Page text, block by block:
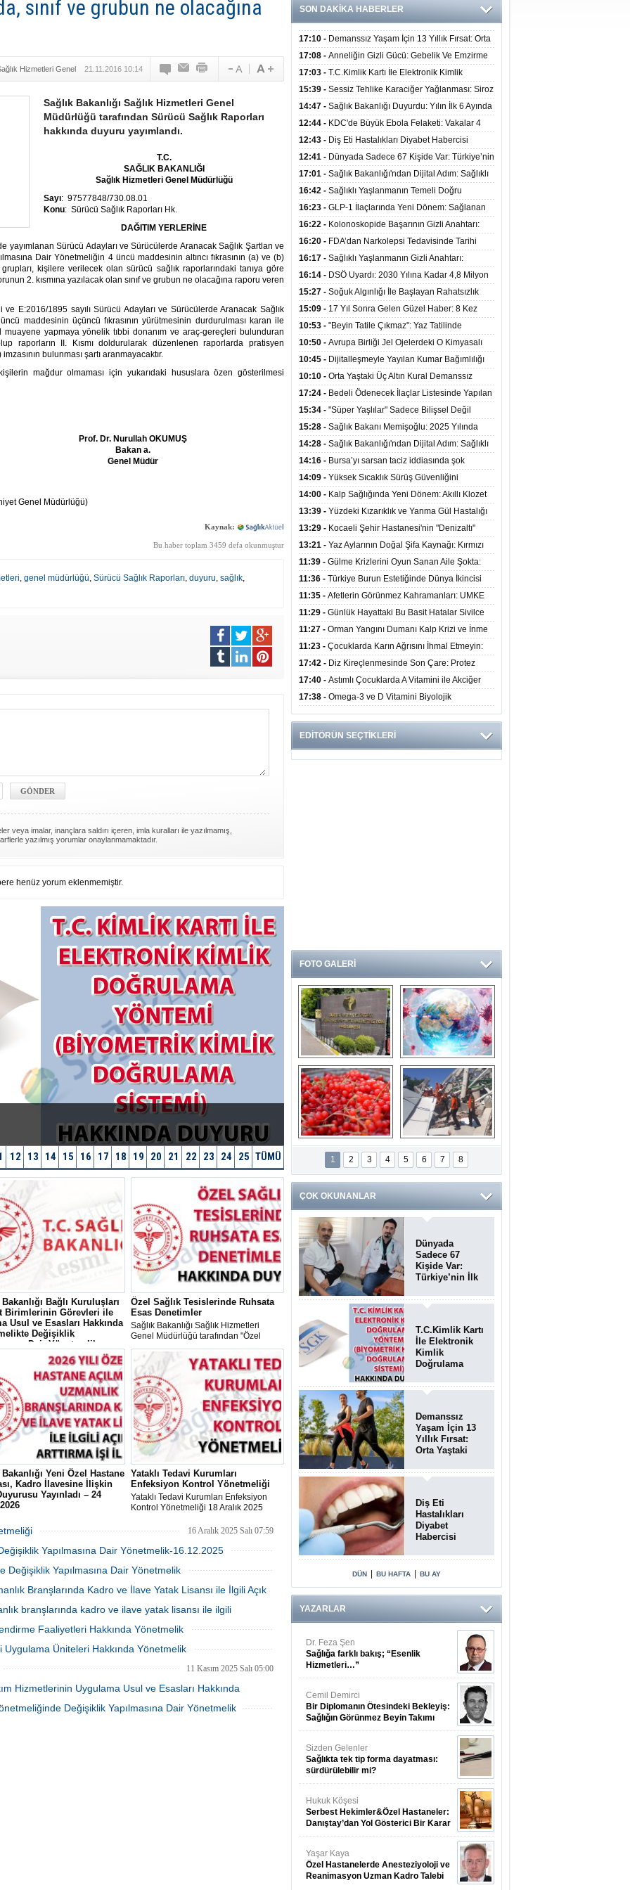
sınıf ve grubun ne olacağına
Hizmetleri Genel 21.11.2016 10:14
Sağlık Bakanlığı Sağlık Hizmetleri Genel
Müdürlüğü tarafından Sürücü Sağlık Raporları
hakkında duyuru yayımlandı.
T.C.
SAĞLIK BAKANLIĞI
Sağlık Hizmetleri Genel Müdürlüğü
Sayı: 97577848/730.08.01
Konu: Sürücü Sağlık Raporları Hk.
DAĞITIM YERLERİNE
yayımlanan Sürücü Adayları ve Sürücülerde Aranacak Sağlık Şartlan ve
Dair Yönetmeliğin 4 üncü maddesinin altıncı fıkrasının (a) ve (b)
kişilere verilecek olan sürücü sağlık raporlarındaki tanıya göre
2. kısmına yazılacak olan sınıf ve grubun ne olacağına raporu veren
E:2016/1895 sayılı Sürücü Adayları ve Sürücülerde Aranacak Sağlık
maddesinin üçüncü fıkrasının yürütmesinin durdurulması karan ile
yapmaya yönelik tıbbi donanım ve araç-gereçleri bulunduran
raporların II. Kısmı doldurularak düzenlenen raporlarda pratisyen
bulunması şartı aranmayacaktır.
mağdur olmaması için yukarıdaki hususlara özen gösterilmesi
Prof. Dr. Nurul lah OKUMUŞ
Bakan a.
Genel Müdür
Genel Müdürlüğü)
Kaynak:
Bu haber toplam 3459 defa okunmuştur
, genel müdürlüğü, Sürücü Sağlık Raporları, duyuru, sağlık,
veya imalar, inançlara saldırı içeren, imla kuralları ile yazılmamış,
yazılmış yorumlar onaylanmamaktadır.
henüz yorum eklenmemiştir.
12 13 14 15 16 17 18 19 20 21 22 23 24 25 TÜMÜ
Bağlı Kuruluşları
Birimlerinin Görevleri ile
Usul ve Esasları Hakkında
Değişiklik
Dair Yönetmelik
Bakanlığı Bağlı Kuruluşları
Birimlerinin Görevleri ile
Usul ve Esasları Hakkında
Değişiklik Yapılmasına
03 Temmuz 2026
33299 Sayılı Resmî Gazete'de
Özel Sağlık Tesislerinde Ruhsata
Esas Denetimler
Sağlık Bakanlığı Sağlık Hizmetleri
Genel Müdürlüğü tarafından "Özel
Sağlık Tesislerinde Ruhsata Esas
Denetimler" konulu duyuru yayımlandı.
Bakanlığı Yeni Özel Hastane
Kadro İlavesine İlişkin
Yayınladı – 24
“2026 Yılı Özel Hastane
Uzmanlık Branşlarında İlave
ve Ruhsatlandırılmış Özel
İlavesi İkinci Planlama
Yataklı Tedavi Kurumları
Enfeksiyon Kontrol Yönetmeliği
Yataklı Tedavi Kurumları Enfeksiyon
Kontrol Yönetmeliği 18 Aralık 2025
yayımlandı.
16 Aralık 2025 Salı 07:59
Yapılmasına Dair Yönetmelik-16.12.2025
Değişiklik Yapılmasına Dair Yönetmelik
16 Aralık 2025 Salı 07:49
Branşlarında Kadro ve İlave Yatak Lisansı ile İlgili Açık
branşlarında kadro ve ilave yatak lisansı ile ilgili
Faaliyetleri Hakkında Yönetmelik
12 Kasım 2025 Çarşamba 05:59
Üniteleri Hakkında Yönetmelik
12 Kasım 2025 Çarşamba 05:08
11 Kasım 2025 Salı 05:00
Hizmetlerinin Uygulama Usul ve Esasları Hakkında
Değişiklik Yapılmasına Dair Yönetmelik
SON DAKİKA HABERLER
17:10 - Demanssız Yaşam İçin 13 Yıllık Fırsat: Orta
Yaştaki Yaşam Tarzı Beyin Sağlığını Belirliyor
17:08 - Anneliğin Gizli Gücü: Gebelik Ve Emzirme
Biyolojik Dayanıklılığı Artırabilir Mi?
17:03 - T.C.Kimlik Kartı İle Elektronik Kimlik
Doğrulama Yöntemi (Biyometrik Kimlik Doğrulama
Sistemi) 07.08.2026
15:39 - Sessiz Tehlike Karaciğer Yağlanması: Siroz
Ve Kalp Krizine Davetiye Çıkarıyor!
14:47 - Sağlık Bakanlığı Duyurdu: Yılın İlk 6 Ayında
10 Binden Fazla Hasta Hiperbarik Oksijen Tedavisi
Aldı
12:44 - KDC'de Büyük Ebola Felaketi: Vakalar 4
Bini Aştı, Virüste Mutasyon Şüphesi!
12:43 - Diş Eti Hastalıkları Diyabet Habercisi
Olabilir: Ağız Sağlığı Ve Şeker Arasındaki Çift Yönlü
Bağ Kanıtlandı
12:41 - Dünyada Sadece 67 Kişide Var: Türkiye’nin
İlk Bundgaard Sendromu Vakası Diyarbakır’da
Teşhis Edildi
17:01 - Sağlık Bakanlığı'ndan Dijital Adım: Sağlıklı
Hayat Merkezlerinde Uzaktan Danışmanlık Dönemi
Başladı
16:42 - Sağlıklı Yaşlanmanın Temeli Doğru
Beslenmeden Geçiyor: İleri Yaşta Hangi Besin
Öğelerine İhtiyaç Duyuluyor?
16:23 - GLP-1 İlaçlarında Yeni Dönem: Sağlanan
Faydalar Yalnızca Kilo Kaybıyla Sınırlı Değil
16:22 - Kolonoskopide Başarının Gizli Anahtarı:
Yetersiz Bağırsak Temizliği Poliplerin Gözden
Kaçmasına Neden Oluyor
16:20 - FDA’dan Narkolepsi Tedavisinde Tarihi
Onay: Oreksin Sistemini Hedefleyen İlk İlaç
Kullanıma Sunuldu
16:17 - Sağlıklı Yaşlanmanın Gizli Anahtarı:
Düzenli Kuvvet Antrenmanı Kas Ve Kemik Sağlığını
Koruyor
16:14 - DSÖ Uyardı: 2030 Yılına Kadar 4,8 Milyon
Hemşire ve Ebe Açığı Oluşabilir
15:27 - Soğuk Algınlığı İle Başlayan Rahatsızlık
Karaciğer Yetmezliği Çıktı: 17 Yıl Sonra Nakille
Hayata Tutundu
15:09 - 17 Yıl Sonra Gelen Güzel Haber: 8 Kez
Reddedilen Hastaya 9'uncu Çağrıda Nakil Yapıldı
10:53 - "Beyin Tatile Çıkmaz": Yaz Tatilinde
Öğrenilenlerin Yüzde 39'u Unutulabiliyor
10:50 - Avrupa Birliği Jel Ojelerdeki O Kimyasalı
Yasakladı: Kısırlık ve Alerji Riski Uyarısı
10:45 - Dijitalleşmeyle Yayılan Kumar Bağımlılığı
Beyni ve Aileyi Yıkıma Uğratıyor
10:10 - Orta Yaştaki Üç Altın Kural Demanssız
Yaşamı 13 Yıl Uzatabiliyor
17:24 - Bedeli Ödenecek İlaçlar Listesinde Yapılan
Düzenlemeler Hakkında Duyuru 2026/30
15:34 - "Süper Yaşlılar" Sadece Bilişsel Değil
Fiziksel Olarak da Daha Sağlıklı Yaşıyor
15:28 - Sağlık Bakanı Memişoğlu: 2025 Yılında
300 Bini Aşkın Kişiye Emzirme Eğitimi Verildi
14:28 - Sağlık Bakanlığı'ndan Dijital Adım: Sağlıklı
Hayat Merkezlerinde Uzaktan Sağlık Hizmeti
Başladı
14:16 - Bursa’yı sarsan taciz iddiasında şok
gelişme!
14:09 - Yüksek Sıcaklık Sürüş Güvenliğini
Düşürüyor: 40 Derecede Güvenli Sürüş Süresi 53
Dakikaya İniyor
14:00 - Kalp Sağlığında Yeni Dönem: Akıllı Klozet
Kapağı 30 Saniyede Ritim Bozukluğunu Tespit
Ediyor
13:39 - Yüzdeki Kızarıklık ve Yanma Gül Hastalığı
(Rozasea) Belirtisi Olabilir
13:29 - Kocaeli Şehir Hastanesi'nin "Denizaltı"
Görünümlü Ünitesi Hastalara Umut Oluyor
13:21 - Yaz Aylarının Doğal Şifa Kaynağı: Kırmızı
Meyveler Bağışıklığı ve Kalbi Koruyor
11:39 - Gülme Krizlerini Oyun Sanan Aile Şokta:
3,5 Yaşındaki Çocuk 8 Kez Felç Geçirdi
11:36 - Türkiye Burun Estetiğinde Dünya İkincisi
Oldu
11:35 - Afetlerin Görünmez Kahramanları: UMKE
Dev Kadrosuyla Görev Başında
11:29 - Günlük Hayattaki Bu Basit Hatalar Sivilce
Oluşumunu Tetikliyor
11:27 - Orman Yangını Dumanı Kalp Krizi ve İnme
Riskini Artırıyor
11:23 - Çocuklarda Karın Ağrısını İhmal Etmeyin:
Apandisit Habercisi Olabilir
17:42 - Diz Kireçlenmesinde Son Çare: Protez
Ameliyatı İle Yaşam Kalitesi Artıyor
17:40 - Astımlı Çocuklarda A Vitamini ile Akciğer
Hacmi Arasında Bağlantı Bulundu
17:38 - Omega-3 ve D Vitamini Biyolojik
Yaşlanmayı Yavaşlatabilir
EDİTÖRÜN SEÇTİKLERİ
FOTO GALERİ
Ve burası da bir
devlet hastanesi
14 soruda
Koronavirüs
hakkında kendinizi
test edin...
Gilaburu meyvesi
kanserden koruyor
Endonezya’daki
deprem: Ölü sayısı
bin 203'e yükseldi
1 2 3 4 5 6 7 8
ÇOK OKUNANLAR
Dünyada
Sadece 67
Kişide Var:
Türkiye’nin İlk
Sendromu
Vakası
Teşhis Edildi
T.C.Kimlik Kartı
İle Elektronik
Kimlik
Doğrulama
(Biyometrik
Kimlik
Sistemi)
07.08.2026
Demanssız
Yaşam İçin 13
Yıllık Fırsat:
Orta Yaştaki
Beyin Sağlığını
Belirliyor
Diş Eti
Hastalıkları
Diyabet
Habercisi
Sağlığı Ve
Şeker
Yönlü Bağ
DÜN BU HAFTA BU AY
YAZARLAR
Dr. Feza Şen
Sağlığa farklı bakış; “Esenlik
Hizmetleri…”
Cemil Demirci
Bir Diplomanın Ötesindeki Bekleyiş:
Sağlığın Görünmez Beyin Takımı
Sizden Gelenler
Sağlıkta tek tip forma dayatması:
sürdürülebilir mi?
Hukuk Köşesi
Serbest Hekimler&Özel Hastaneler:
Danıştay’dan Yol Gösterici Bir Karar
Yaşar Kaya
Özel Hastanelerde Anesteziyoloji ve
Reanimasyon Uzman Kadro Talebi